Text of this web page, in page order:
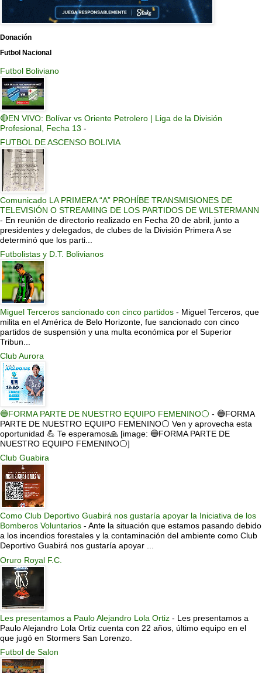
Donación
Futbol Nacional
Futbol Boliviano
🔴EN VIVO: Bolívar vs Oriente Petrolero | Liga de la División
Profesional, Fecha 13 -
FUTBOL DE ASCENSO BOLIVIA
Comunicado LA PRIMERA “A” PROHÍBE TRANSMISIONES DE
TELEVISIÓN O STREAMING DE LOS PARTIDOS DE WILSTERMANN
- En reunión de directorio realizado en Fecha 20 de abril, junto a
presidentes y delegados, de clubes de la División Primera A se
determinó que los parti...
Futbolistas y D.T. Bolivianos
Miguel Terceros sancionado con cinco partidos - Miguel Terceros, que
milita en el América de Belo Horizonte, fue sancionado con cinco
partidos de suspensión y una multa económica por el Superior
Tribun...
Club Aurora
🔵FORMA PARTE DE NUESTRO EQUIPO FEMENINO⚪ - 🔵FORMA
PARTE DE NUESTRO EQUIPO FEMENINO⚪ Ven y aprovecha esta
oportunidad 💪 Te esperamos🙏 [image: 🔵FORMA PARTE DE
NUESTRO EQUIPO FEMENINO⚪]
Club Guabira
Como Club Deportivo Guabirá nos gustaría apoyar la Iniciativa de los
Bomberos Voluntarios - Ante la situación que estamos pasando debido
a los incendios forestales y la contaminación del ambiente como Club
Deportivo Guabirá nos gustaría apoyar ...
Oruro Royal F.C.
Les presentamos a Paulo Alejandro Lola Ortiz - Les presentamos a
Paulo Alejandro Lola Ortiz cuenta con 22 años, último equipo en el
que jugó en Stormers San Lorenzo.
Futbol de Salon